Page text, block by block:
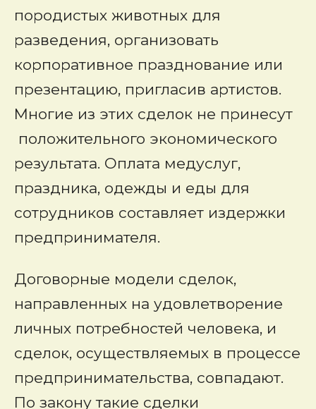
породистых животных для
разведения, организовать
корпоративное празднование или
презентацию, пригласив артистов.
Многие из этих сделок не принесут
положительного экономического
результата. Оплата медуслуг,
праздника, одежды и еды для
сотрудников составляет издержки
предпринимателя.
Договорные модели сделок,
направленных на удовлетворение
личных потребностей человека, и
сделок, осуществляемых в процессе
предпринимательства, совпадают.
По закону такие сделки